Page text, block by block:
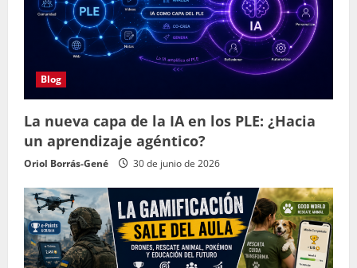
Blog
La nueva capa de la IA en los PLE: ¿Hacia
un aprendizaje agéntico?
Oriol Borrás-Gené 30 de junio de 2026